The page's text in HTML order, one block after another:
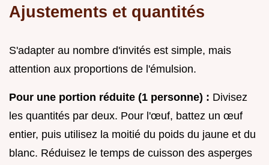
Ajustements et quantités
S'adapter au nombre d'invités est simple, mais
attention aux proportions de l'émulsion.
Pour une portion réduite (1 personne) : Divisez
les quantités par deux. Pour l'œuf, battez un œuf
entier, puis utilisez la moitié du poids du jaune et du
blanc. Réduisez le temps de cuisson des asperges